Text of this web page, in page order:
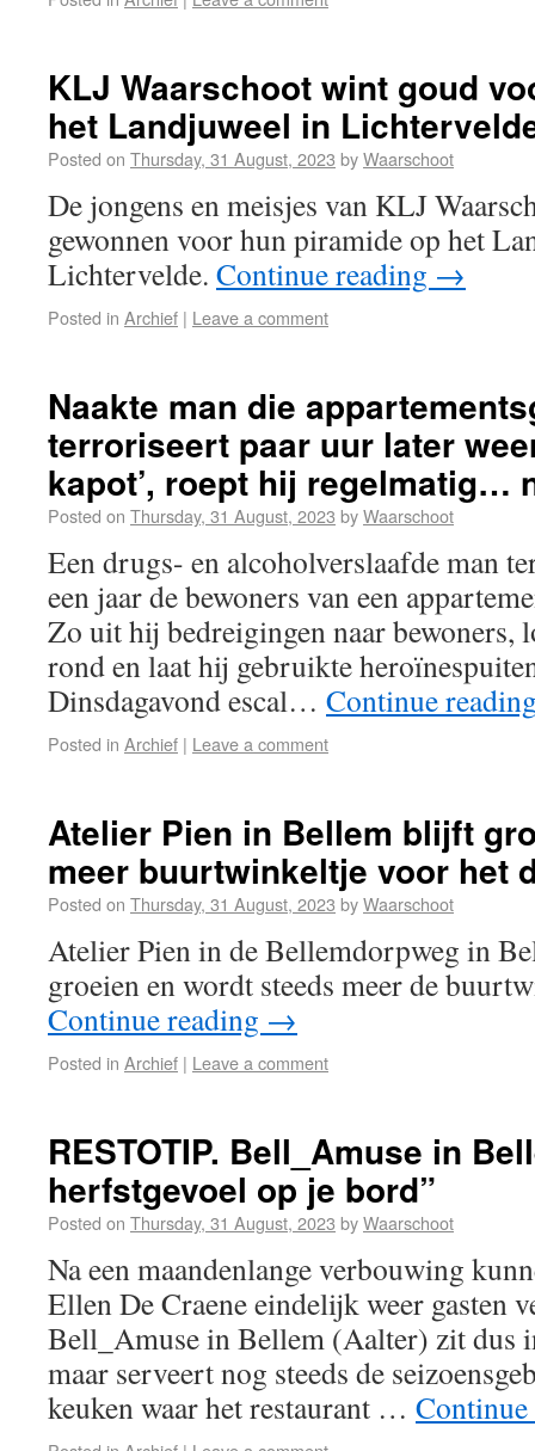
KLJ Waarschoot wint goud
het Landjuweel in
Posted on Thursday, 31 August, 2023 byWaarschoot
De jongens en meisjes van KLJ
gewonnen voor hun piramide op het
Lichtervelde. Continue reading →
Posted in Archief | Leave a comment
Naakte man die
terroriseert paar uur later
kapot’, roept hij regelmatig…
Posted on Thursday, 31 August, 2023 byWaarschoot
Een drugs- en alcoholverslaafde man
een jaar de bewoners van een
Zo uit hij bedreigingen naar bewoners,
rond en laat hij gebruikte
Dinsdagavond escal… Continue
Posted in Archief | Leave a comment
Atelier Pien in Bellem blijft
meer buurtwinkeltje voor het
Posted on Thursday, 31 August, 2023 byWaarschoot
Atelier Pien in de Bellemdorpweg in
groeien en wordt steeds meer de
Continue reading →
Posted in Archief | Leave a comment
RESTOTIP. Bell_Amuse in
herfstgevoel op je bord”
Posted on Thursday, 31 August, 2023 byWaarschoot
Na een maandenlange verbouwing
Ellen De Craene eindelijk weer gasten
Bell_Amuse in Bellem (Aalter) zit dus
maar serveert nog steeds de
keuken waar het restaurant …